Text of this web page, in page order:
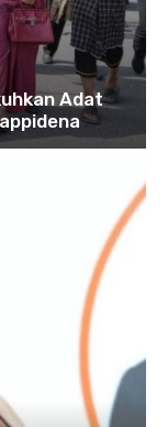
Adat